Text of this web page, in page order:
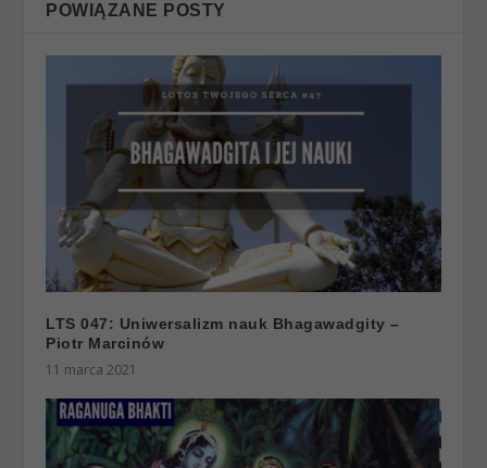
POWIĄZANE POSTY
LTS 047: Uniwersalizm nauk Bhagawadgity –
Piotr Marcinów
11 marca 2021